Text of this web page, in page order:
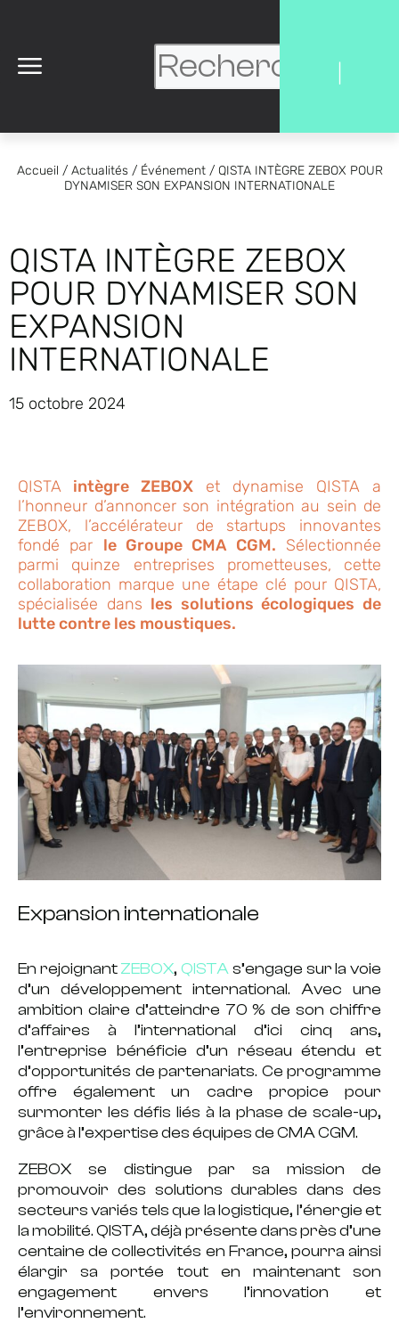
Accueil / Actualités/ Événement/ QISTA INTÈGRE ZEBOX POUR
DYNAMISER SON EXPANSION INTERNATIONALE
QISTA INTÈGRE ZEBOX
POUR DYNAMISER SON
EXPANSION
INTERNATIONALE
15 octobre 2024
QISTA intègre ZEBOX et dynamise QISTA a
l’honneur d’annoncer son intégration au sein de
ZEBOX, l’accélérateur de startups innovantes
fondé par le Groupe CMA CGM. Sélectionnée
parmi quinze entreprises prometteuses, cette
collaboration marque une étape clé pour QISTA,
spécialisée dans les solutions écologiques de
lutte contre les moustiques.
Expansion internationale
En rejoignantZEBOX, QISTAs’engage sur la voie
d’un développement international. Avec une
ambition claire d’atteindre 70 % de son chiffre
d’affaires à l’international d’ici cinq ans,
l’entreprise bénéficie d’un réseau étendu et
d’opportunités de partenariats. Ce programme
offre également un cadre propice pour
surmonter les défis liés à la phase de scale-up,
grâce à l’expertise des équipes deCMA CGM.
ZEBOX se distingue par sa mission de
promouvoir des solutions durables dans des
secteurs variés tels que lalogistique, l’énergie et
la mobilité. QISTA, déjà présente dans prèsd’une
centaine de collectivités en France, pourra ainsi
élargir sa portée tout en maintenant son
engagement enversl’innovation et
l’environnement.